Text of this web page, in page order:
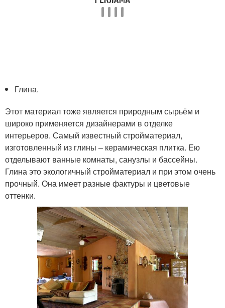
Глина.
Этот материал тоже является природным сырьём и
широко применяется дизайнерами в отделке
интерьеров. Самый известный стройматериал,
изготовленный из глины – керамическая плитка. Ею
отделывают ванные комнаты, санузлы и бассейны.
Глина это экологичный стройматериал и при этом очень
прочный. Она имеет разные фактуры и цветовые
оттенки.